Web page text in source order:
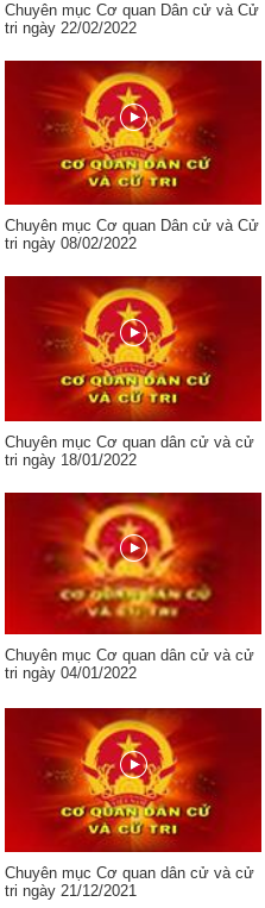
Chuyên mục Cơ quan Dân cử và Cử
tri ngày 22/02/2022
Chuyên mục Cơ quan Dân cử và Cử
tri ngày 08/02/2022
Chuyên mục Cơ quan dân cử và cử
tri ngày 18/01/2022
Chuyên mục Cơ quan dân cử và cử
tri ngày 04/01/2022
Chuyên mục Cơ quan dân cử và cử
tri ngày 21/12/2021